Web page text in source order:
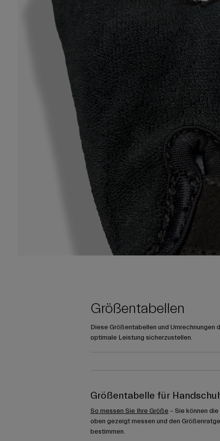
Größentabellen
Diese Größentabellen und Umrechnungen
optimale Leistung sicherzustellen.
Größentabelle für
So messen Sie Ihre Größe – Sie können
oben gezeigt messen und den
bestimmen.